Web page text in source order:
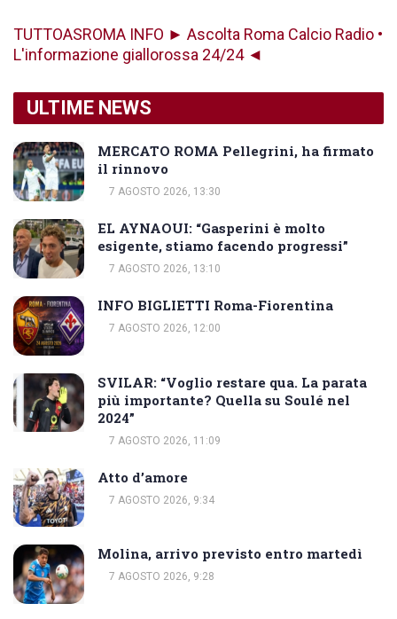
TUTTOASROMA INFO ► Ascolta Roma Calcio Radio •
L'informazione giallorossa 24/24 ◄
ULTIME NEWS
MERCATO ROMA Pellegrini, ha firmato
il rinnovo
7 AGOSTO 2026, 13:30
EL AYNAOUI: “Gasperini è molto
esigente, stiamo facendo progressi”
7 AGOSTO 2026, 13:10
INFO BIGLIETTI Roma-Fiorentina
7 AGOSTO 2026, 12:00
SVILAR: “Voglio restare qua. La parata
più importante? Quella su Soulé nel
2024”
7 AGOSTO 2026, 11:09
Atto d’amore
7 AGOSTO 2026, 9:34
Molina, arrivo previsto entro martedì
7 AGOSTO 2026, 9:28